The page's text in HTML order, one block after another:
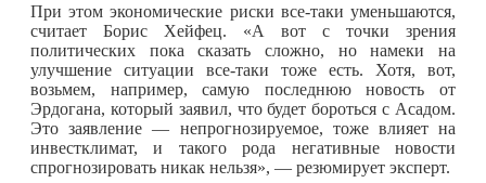
При этом экономические риски все-таки уменьшаются,
считает Борис Хейфец. «А вот с точки зрения
политических пока сказать сложно, но намеки на
улучшение ситуации все-таки тоже есть. Хотя, вот,
возьмем, например, самую последнюю новость от
Эрдогана, который заявил, что будет бороться с Асадом.
Это заявление — непрогнозируемое, тоже влияет на
инвестклимат, и такого рода негативные новости
спрогнозировать никак нельзя», — резюмирует эксперт.